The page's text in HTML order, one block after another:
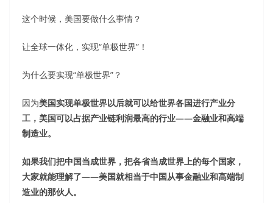
这个时候，美国要做什么事情？
让全球一体化，实现“单极世界”！
为什么要实现“单极世界”？
因为美国实现单极世界以后就可以给世界各国进行产业分
工，美国可以占据产业链利润最高的行业——金融业和高端
制造业。
如果我们把中国当成世界，把各省当成世界上的每个国家，
大家就能理解了——美国就相当于中国从事金融业和高端制
造业的那伙人。